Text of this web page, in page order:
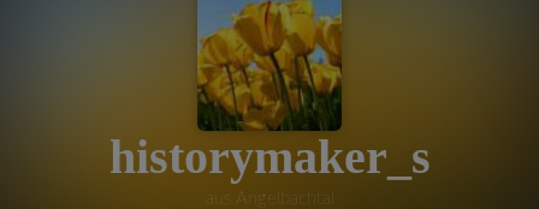
historymaker_s
aus Angelbachtal